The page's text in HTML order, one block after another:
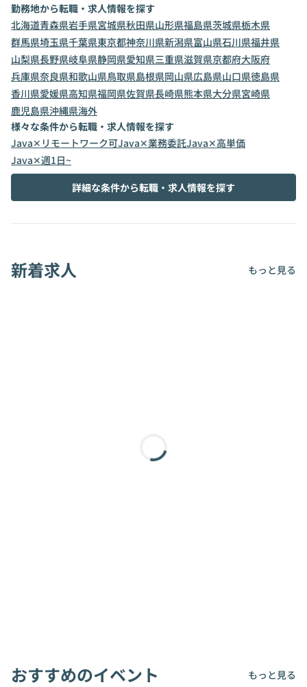
勤務地から転職・求人情報を探す
北海道青森県岩手県宮城県秋田県山形県福島県茨城県栃木県
群馬県埼玉県千葉県東京都神奈川県新潟県富山県石川県福井県
山梨県長野県岐阜県静岡県愛知県三重県滋賀県京都府大阪府
兵庫県奈良県和歌山県鳥取県島根県岡山県広島県山口県徳島県
香川県愛媛県高知県福岡県佐賀県長崎県熊本県大分県宮崎県
鹿児島県沖縄県海外
様々な条件から転職・求人情報を探す
Java✕リモートワーク可Java✕業務委託Java✕高単価
Java✕週1日~
詳細な条件から転職・求人情報を探す
新着求人 もっと見る
おすすめのイベント もっと見る